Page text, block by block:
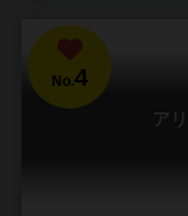
No.4
ア